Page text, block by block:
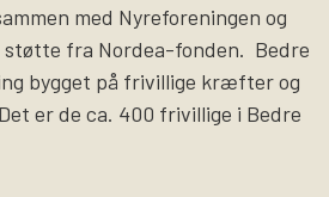
med Nyreforeningen og
støtte fra Nordea-fonden. Bedre
bygget på frivillige kræfter og
er de ca. 400 frivillige i Bedre